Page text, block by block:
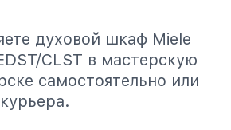
духовой шкаф Miele
CLST в мастерскую
самостоятельно или